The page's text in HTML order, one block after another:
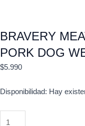
BRAVERY
PORK DOG
$5.990
Disponibilidad: Hay
BRAVERY